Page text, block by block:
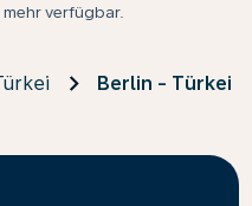
verfügbar.
Berlin - Türkei